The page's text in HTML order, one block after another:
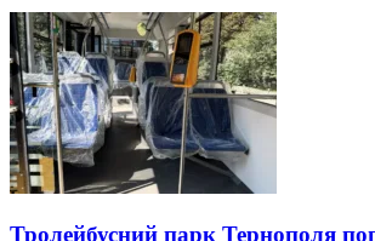
Тролейбусний парк Тернополя